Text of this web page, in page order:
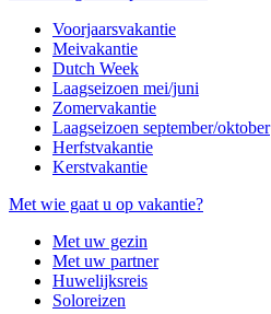
Voorjaarsvakantie
Meivakantie
Dutch Week
Laagseizoen mei/juni
Zomervakantie
Laagseizoen september/oktober
Herfstvakantie
Kerstvakantie
Met wie gaat u op vakantie?
Met uw gezin
Met uw partner
Huwelijksreis
Soloreizen